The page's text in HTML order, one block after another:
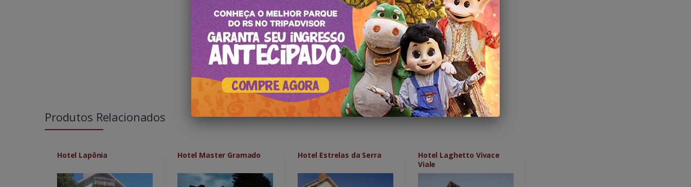
Produtos Relacionados
Hotel Lapônia Hotel Master Gramado Hotel Estrelas da Serra
Hotel Laghetto Vivace
Viale